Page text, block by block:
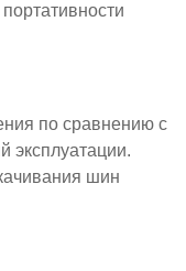
по сравнению с
эксплуатации.
шин